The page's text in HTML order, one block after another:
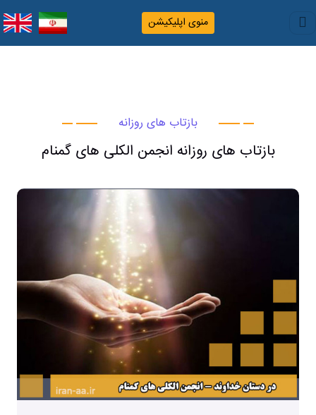
منوی اپلیکیشن
بازتاب های روزانه
بازتاب های روزانه انجمن الکلی های گمنام